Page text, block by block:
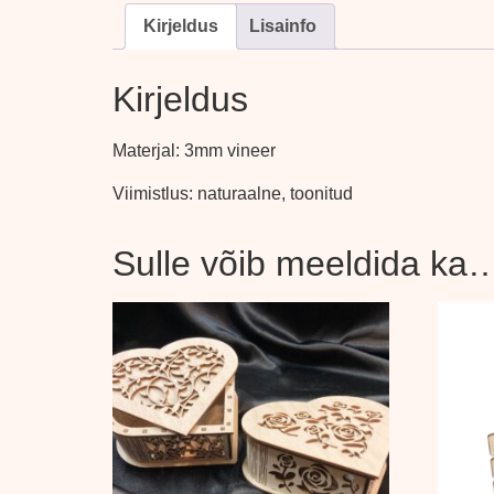
Kirjeldus Lisainfo
Kirjeldus
Materjal: 3mm vineer
Viimistlus: naturaalne, toonitud
Sulle võib meeldida